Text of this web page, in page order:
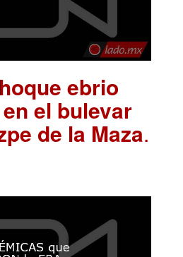
ebrio
el bulevar
de la Maza.